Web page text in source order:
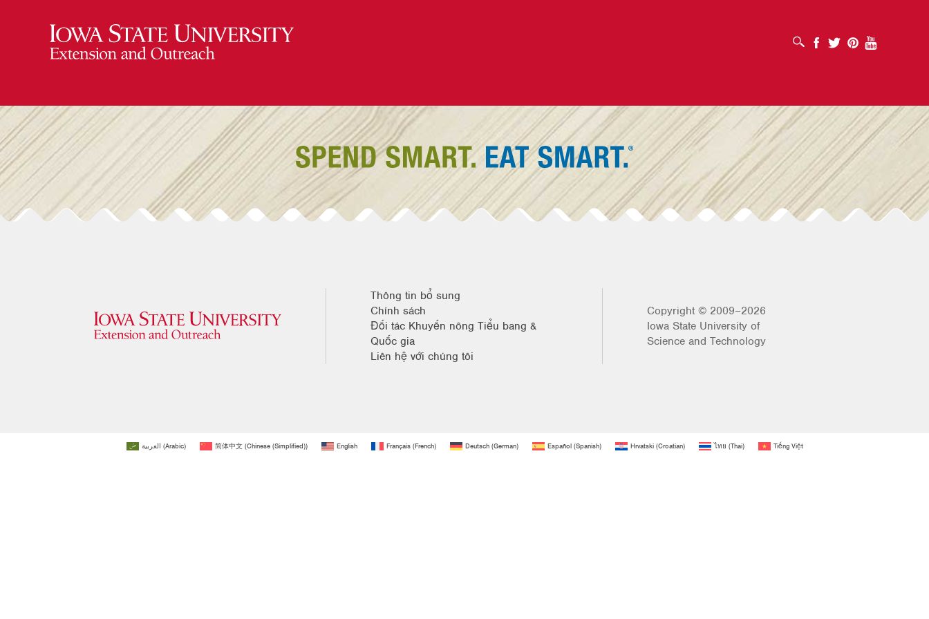
MỞ HỘP TÌM KIẾM Facebook
Twitter PinterestYoutube
Thông tin bổ sung
Chính sách
Đối tác Khuyến nông Tiểu bang &
Quốc gia
Liên hệ với chúng tôi
Copyright © 2009–2026
Iowa State University of
Science and Technology
العربية (Arabic) 简体中文(Chinese (Simplified)) English Français(French) Deutsch(German) Español(Spanish) Hrvatski(Croatian) ไทย (Thai) Tiếng Việt